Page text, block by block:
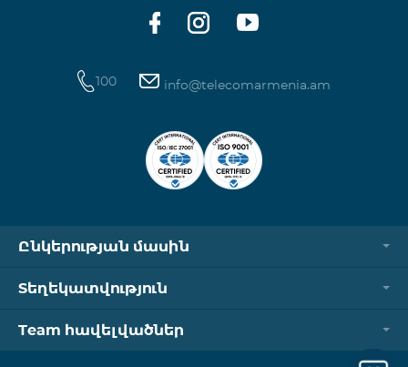
100 info@telecomarmenia.am
Ընկերության մասին
Տեղեկատվություն
Team հավելվածներ